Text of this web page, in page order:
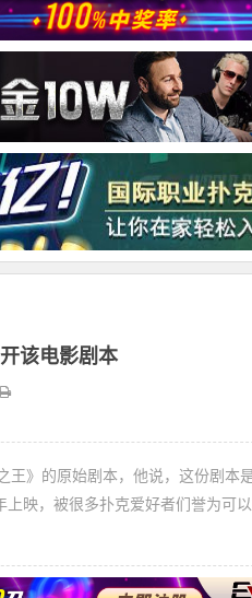
该电影剧本
》的原始剧本，他说，这份剧本
映，被很多扑克爱好者们誉为可